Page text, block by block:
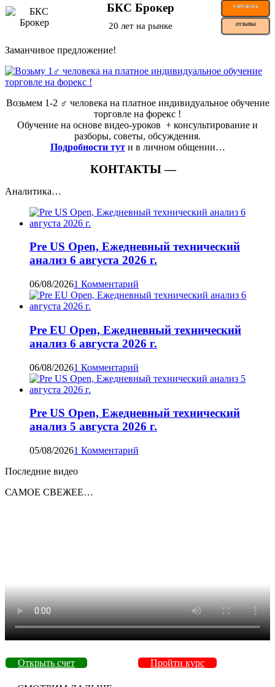
БКС Брокер ТОРГОВАТЬ
20 лет на рынке ОТЗЫВЫ
Заманчивое предложение!
Возьмем 1-2 ‍♂️ человека на платное индивидуальное обучение
торговле на форекс !
Обучение на основе видео-уроков ️ + консультирование и
разборы, советы, обсуждения.
Подробности тут и в личном общении…
КОНТАКТЫ —
Аналитика…
Pre US Open, Ежедневный технический
анализ 6 августа 2026 г.
06/08/20261 Комментарий
Pre EU Open, Ежедневный технический
анализ 6 августа 2026 г.
06/08/20261 Комментарий
Pre US Open, Ежедневный технический
анализ 5 августа 2026 г.
05/08/20261 Комментарий
Последние видео
САМОЕ СВЕЖЕЕ…
Открыть счет Пройти курс